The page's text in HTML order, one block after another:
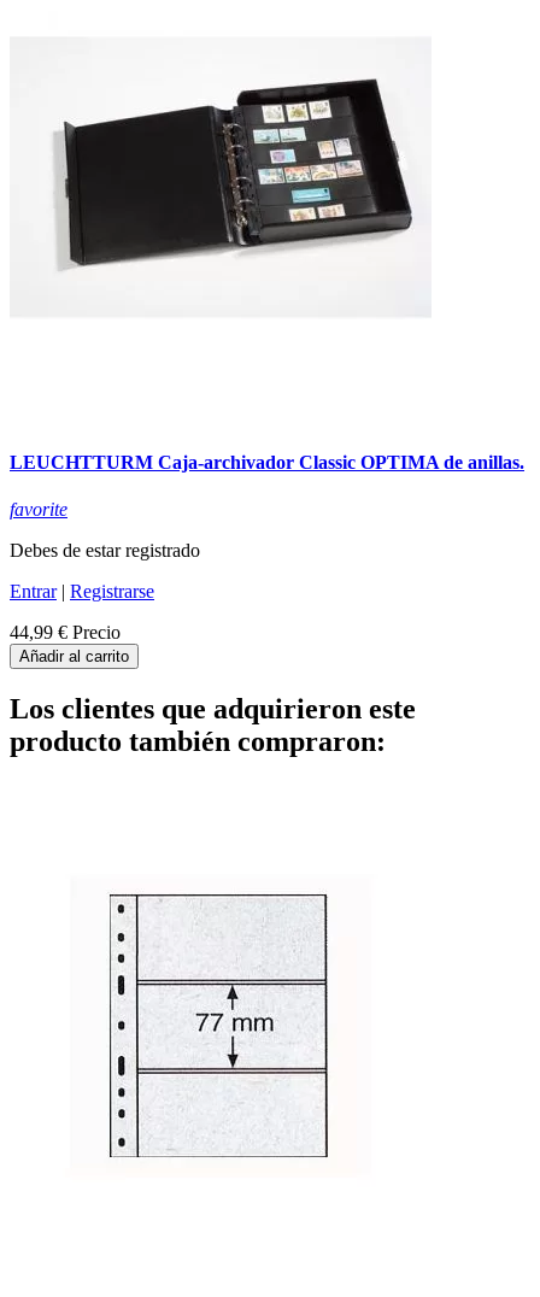
LEUCHTTURM Caja-archivador Classic OPTIMA de anillas.
favorite
Debes de estar registrado
Entrar| Registrarse
44,99 € Precio
Añadir al carrito
Los clientes que adquirieron este
producto también compraron: